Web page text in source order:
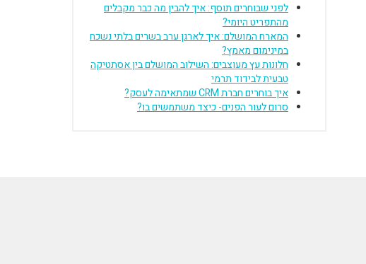
לפני שבוחרים תוסף: איך להבין מה כבר מקבלים
מהתפריט היומי?
המארח המושלם: איך לארגן ערב בשרים בלתי נשכח
במינימום מאמץ?
חלונות עץ מעוצבים: השילוב המושלם בין אסתטיקה
טבעית לבידוד תרמי
איך בוחרים חברת CRM שמתאימה לעסק?
סרום לעור הפנים- כיצד משתמשים בו?